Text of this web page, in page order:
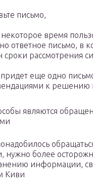
письмо,
время
ответное письмо, в
сроки рассмотрения
придет еще одно
к решению
являются
нужно более
информации,
Киви